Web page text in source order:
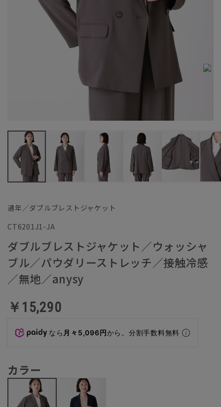
通年／ダブルブレストジャケット
CT6201J1-JA
ダブルブレストジャケット／ウォッシャ
ブル／パウダリーストレッチ／接触冷感
／無地／anysy
￥15,290
なら 月々5,096円から。分割手数料無料
カラー